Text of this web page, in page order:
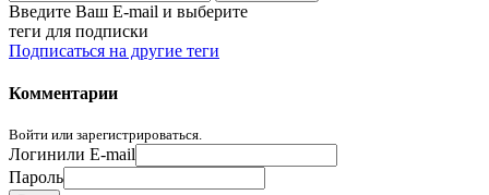
Введите Ваш E-mail и выберите
теги для подписки
Подписаться на другие теги
Комментарии
Войти или зарегистрироваться.
Логинили E-mail
Пароль